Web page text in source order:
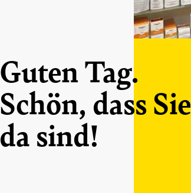
Guten Tag.
Schön, dass Sie
da sind!